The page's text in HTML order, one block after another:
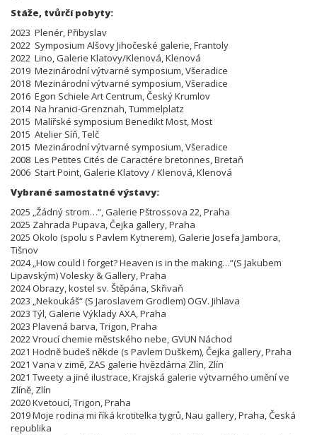
Stáže, tvůrčí pobyty:
2023 Plenér, Přibyslav
2022 Symposium Alšovy Jihočeské galerie, Frantoly
2022 Lino, Galerie Klatovy/Klenová, Klenová
2019 Mezinárodní výtvarné symposium, Všeradice
2018 Mezinárodní výtvarné symposium, Všeradice
2016 Egon Schiele Art Centrum, Český Krumlov
2014 Na hranici-Grenznah, Tummelplatz
2015 Malířské symposium Benedikt Most, Most
2015 Atelier Síň, Telč
2015 Mezinárodní výtvarné symposium, Všeradice
2008 Les Petites Cités de Caractére bretonnes, Bretaň
2006 Start Point, Galerie Klatovy / Klenová, Klenová
Vybrané samostatné výstavy:
2025 „Žádný strom…“, Galerie Pštrossova 22, Praha
2025 Zahrada Pupava, Čejka gallery, Praha
2025 Okolo (spolu s Pavlem Kytnerem), Galerie Josefa Jambora,
Tišnov
2024 „How could I forget? Heaven is in the making…“(S Jakubem
Lipavským) Volesky & Gallery, Praha
2024 Obrazy, kostel sv. Štěpána, Skřivaň
2023 „Nekoukáš“ (S Jaroslavem Grodlem) OGV. Jihlava
2023 Týl, Galerie Výklady AXA, Praha
2023 Plavená barva, Trigon, Praha
2022 Vroucí chemie městského nebe, GVUN Náchod
2021 Hodně budeš někde (s Pavlem Duškem), Čejka gallery, Praha
2021 Vana v zimě, ZAS galerie hvězdárna Zlín, Zlín
2021 Tweety a jiné ilustrace, Krajská galerie výtvarného umění ve
Zlíně, Zlín
2020 Kvetoucí, Trigon, Praha
2019 Moje rodina mi říká krotitelka tygrů, Nau gallery, Praha, Česká
republika